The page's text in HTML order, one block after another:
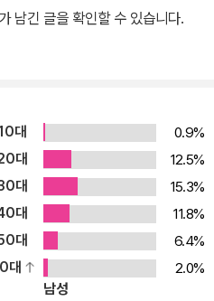
남긴 글을 확인할 수 있습니다.
대
0.9%
대
12.5%
대
15.3%
대
11.8%
대
6.4%
대
2.0%
남성